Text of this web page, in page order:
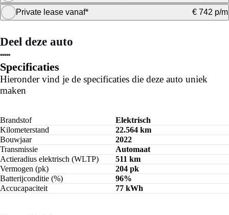
Maandbedrag berekenen
Maandbedrag berekenen
Private lease vanaf* € 742 p/m
Deel deze auto
Specificaties
Hieronder vind je de specificaties die deze auto uniek
maken
Brandstof
Elektrisch
Kilometerstand
22.564 km
Bouwjaar
2022
Transmissie
Automaat
Actieradius elektrisch (WLTP)
511 km
Vermogen (pk)
204 pk
Batterijconditie (%)
96%
Accucapaciteit
77 kWh